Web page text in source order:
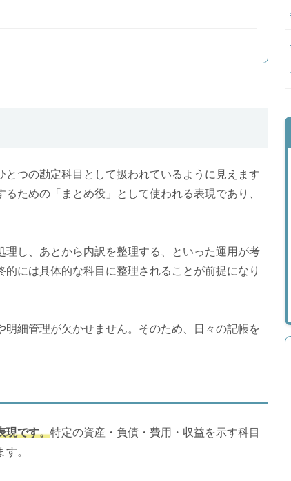
とつの勘定科目として扱われているように見えます
ための「まとめ役」として使われる表現であり、
し、あとから内訳を整理する、といった運用が考
には具体的な科目に整理されることが前提になり
細管理が欠かせません。そのため、日々の記帳を
現です。特定の資産・負債・費用・収益を示す科目
。